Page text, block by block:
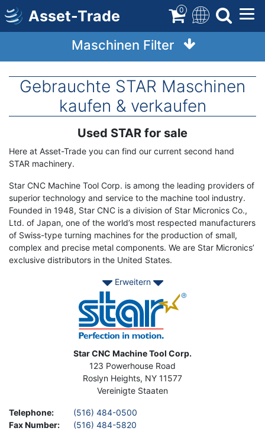
Direkt
zum
Inhalt
Asset-Trade 0
Maschinen Filter
Gebrauchte STAR Maschinen
kaufen & verkaufen
Used STAR for sale
Here at Asset-Trade you can find our current second hand
STAR machinery.
Star CNC Machine Tool Corp. is among the leading providers of
superior technology and service to the machine tool industry.
Founded in 1948, Star CNC is a division of Star Micronics Co.,
Ltd. of Japan, one of the world’s most respected manufacturers
of Swiss-type turning machines for the production of small,
complex and precise metal components. We are Star Micronics’
exclusive distributors in the United States.
Contact Asset-Trade today to find your used STAR machines to
enhance your production.
Erweitern
Star CNC Machine Tool Corp.
123 Powerhouse Road
Roslyn Heights, NY 11577
Vereinigte Staaten
Telephone:
(516) 484-0500
Fax Number:
(516) 484-5820